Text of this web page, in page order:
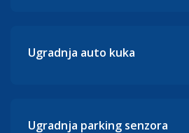
Ugradnja auto kuka
Ugradnja parking senzora